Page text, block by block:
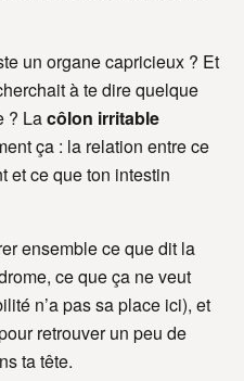
un organe capricieux ? Et
à te dire quelque
? Lacôlon irritable
ça : la relation entre ce
et ce que ton intestin
ensemble ce que dit la
ce que ça ne veut
n’a pas sa place ici), et
retrouver un peu de
ta tête.